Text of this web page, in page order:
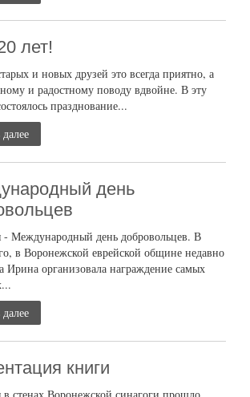
лет!
и новых друзей это всегда приятно, а
и радостному поводу вдвойне. В эту
празднование...
день
- Международный день добровольцев. В
в Воронежской еврейской общине недавно
Ирина организовала награждение самых
книги